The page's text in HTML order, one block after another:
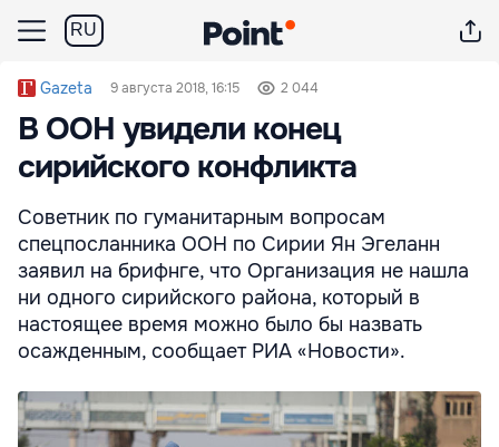
RU
Gazeta 9 августа 2018, 16:15 2 044
В ООН увидели конец
сирийского конфликта
Советник по гуманитарным вопросам
спецпосланника ООН по Сирии Ян Эгеланн
заявил на брифнге, что Организация не нашла
ни одного сирийского района, который в
настоящее время можно было бы назвать
осажденным, сообщает РИА «Новости».